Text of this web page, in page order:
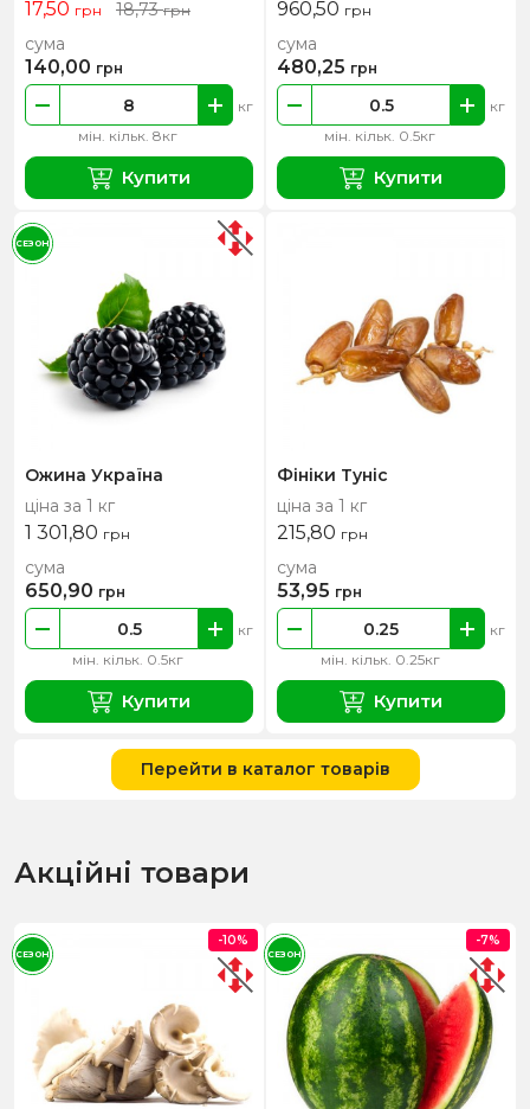
17,50 грн 18,73грн
мін. кільк. 8кг
кг
сума
140,00 грн
Купити
960,50 грн
мін. кільк. 0.5кг
кг
сума
480,25 грн
Купити
Ожина Україна
ціна за 1 кг
1 301,80 грн
мін. кільк. 0.5кг
кг
сума
650,90 грн
Купити
СЕЗОН
Фініки Туніс
ціна за 1 кг
215,80 грн
мін. кільк. 0.25кг
кг
сума
53,95 грн
Купити
Перейти в каталог товарів
Акційні товари
-10%
СЕЗОН
-7%
СЕЗОН